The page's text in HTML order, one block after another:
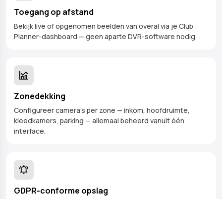
Toegang op afstand
Bekijk live of opgenomen beelden van overal via je Club
Planner-dashboard — geen aparte DVR-software nodig.
Zonedekking
Configureer camera's per zone — inkom, hoofdruimte,
kleedkamers, parking — allemaal beheerd vanuit één
interface.
GDPR-conforme opslag